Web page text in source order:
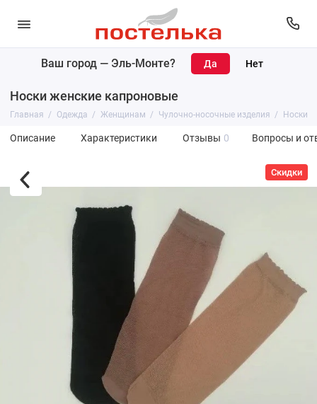
Ваш город — Эль-Монте?
Носки женские капроновые
Главная Одежда Женщинам Чулочно-носочные изделия Носки
Описание Характеристики Отзывы 0 Вопросы и
Скидки